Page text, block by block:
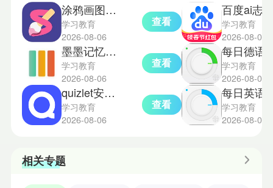
涂鸦画图免费版
学习教育
2026-08-06
查看
墨墨记忆卡旧版本
学习教育
2026-08-06
查看
quizlet安卓版
学习教育
2026-08-06
查看
学习教育
2026-08-05
学习教育
2026-08-05
学习教育
2026-08-04
相关专题